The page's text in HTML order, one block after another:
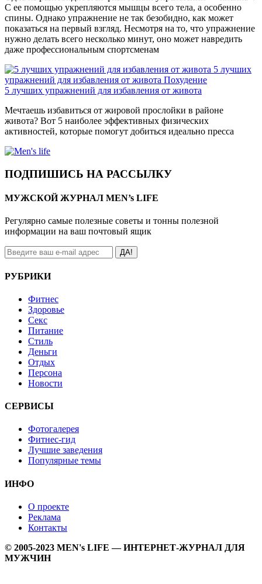
С ее помощью укрепляются мышцы всего тела, а особенно
спины. Однако упражнение не так безобидно, как может
показаться на первый взгляд. Несмотря на то, что упражнение
нужно делать всего несколько минут, оно может навредить
даже профессиональным спортсменам
5 лучших
упражнений для избавления от живота Похудение
5 лучших упражнений для избавления от живота
Мечтаешь избавиться от жировой прослойки в районе
живота? Вот 5 наиболее эффективных физических
активностей, которые помогут добиться идеально пресса
ПОДПИШИСЬ НА РАССЫЛКУ
МУЖСКОЙ ЖУРНАЛ MEN’s LIFE
Регулярно самые полезные советы и тонны полезной
информации на ваш почтовый ящик
ДА!
РУБРИКИ
Фитнес
Здоровье
Секс
Питание
Стиль
Деньги
Отдых
Персона
Новости
СЕРВИСЫ
Фотогалерея
Фитнес-гид
Лучшие заведения
Популярные темы
ИНФО
О проекте
Реклама
Контакты
© 2005-2023 MEN's LIFE — ИНТЕРНЕТ-ЖУРНАЛ ДЛЯ
МУЖЧИН